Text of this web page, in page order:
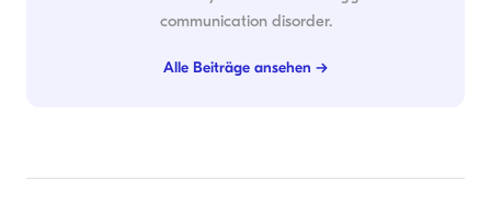
communication disorder.
Alle Beiträge ansehen →